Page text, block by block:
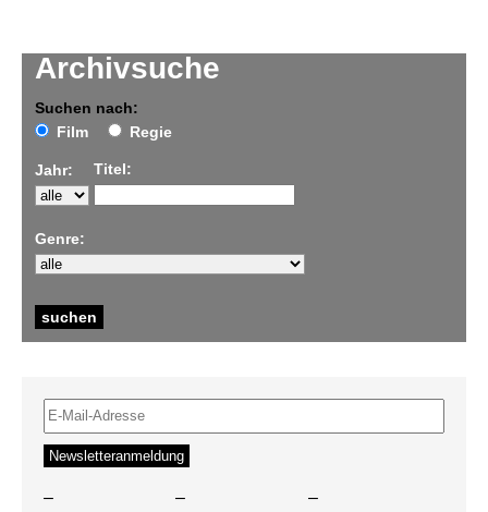
Archivsuche
Suchen nach:
Film
Regie
Jahr: Titel:
Genre:
– – –